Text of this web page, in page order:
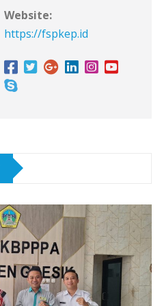
Website:
https://fspkep.id